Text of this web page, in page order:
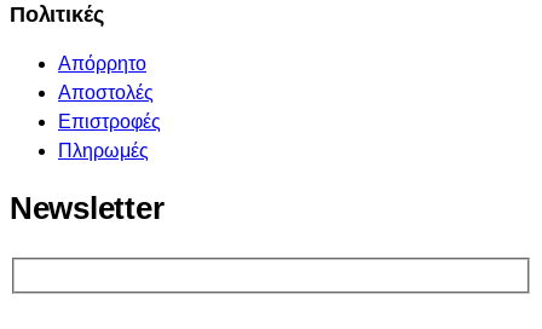
Πολιτικές
Απόρρητο
Αποστολές
Επιστροφές
Πληρωμές
Newsletter